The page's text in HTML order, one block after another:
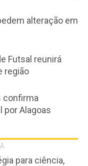
alteração em
Futsal reunirá
região
confirma
por Alagoas
para ciência,